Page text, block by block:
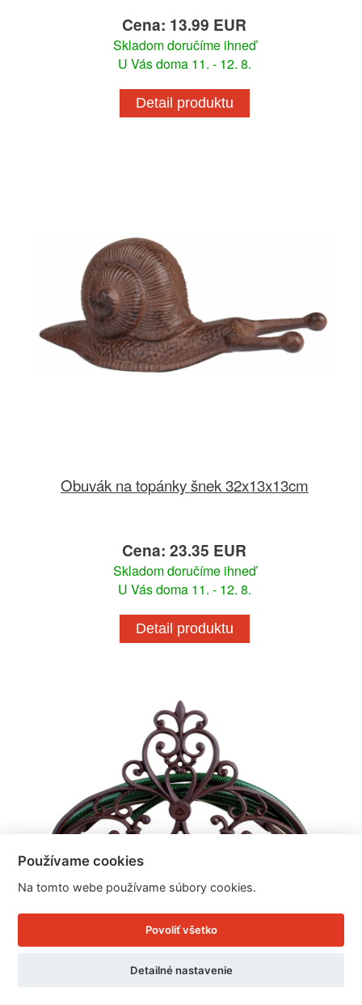
Cena: 13.99 EUR
Skladom doručíme ihneď
U Vás doma 11. - 12. 8.
Detail produktu
Obuvák na topánky šnek 32x13x13cm
Cena: 23.35 EUR
Skladom doručíme ihneď
U Vás doma 11. - 12. 8.
Detail produktu
Používame cookies
Na tomto webe používame súbory cookies.
Povoliť všetko
Detailné nastavenie